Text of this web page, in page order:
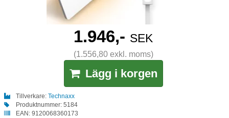
1.946,- SEK
(1.556,80 exkl. moms)
Lägg i korgen
Tillverkare: Technaxx
Produktnummer: 5184
EAN: 9120068360173